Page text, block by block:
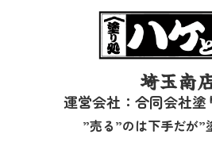
埼玉南
運営会社：合同会社塗
”売る”のは下手だが”